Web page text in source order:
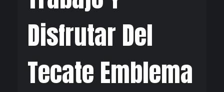
Disfrutar Del
Tecate Emblema